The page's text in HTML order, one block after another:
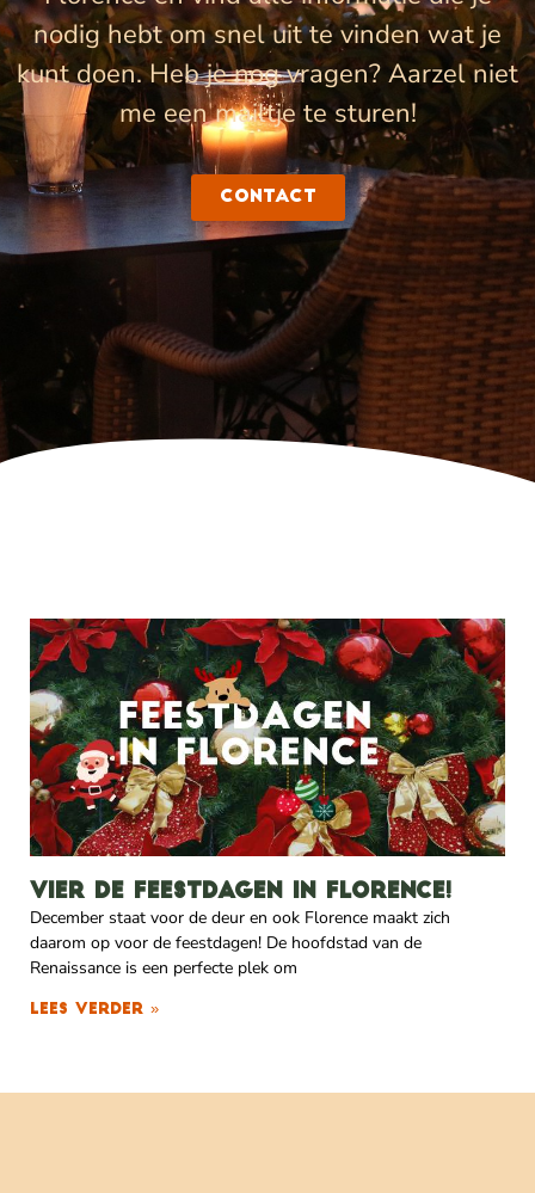
nodig hebt om snel uit te vinden wat je
kunt doen. Heb je nog vragen? Aarzel niet
me een mailtje te sturen!
Contact
Vier de feestdagen in Florence!
December staat voor de deur en ook Florence maakt zich
daarom op voor de feestdagen! De hoofdstad van de
Renaissance is een perfecte plek om
Lees verder »